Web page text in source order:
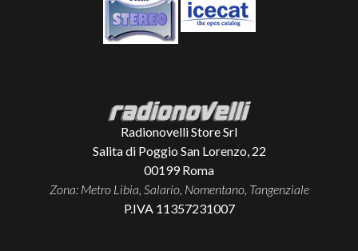
Radionovelli Store Srl
Salita di Poggio San Lorenzo, 22
00199 Roma
Zona: Metro Libia, Salario, Nomentano, Tangenziale
P.IVA 11357231007